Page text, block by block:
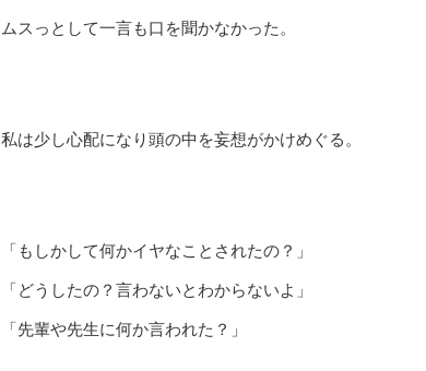
ムスっとして一言も口を聞かなかった。
私は少し心配になり頭の中を妄想がかけめぐる。
「もしかして何かイヤなことされたの？」
「どうしたの？言わないとわからないよ」
「先輩や先生に何か言われた？」